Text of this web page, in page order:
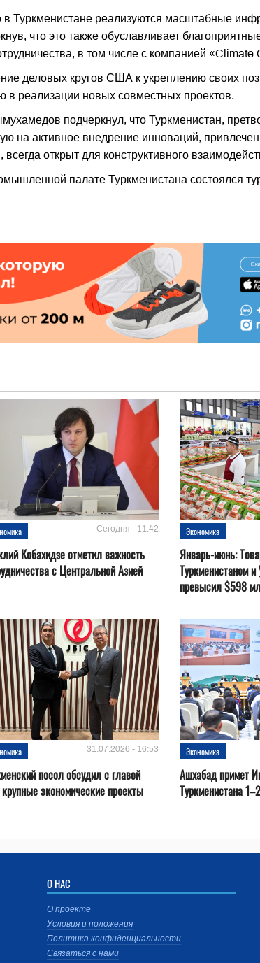
в Туркменистане реализуются масштабные
что это также обуславливает
в том числе с компанией «Climate
деловых кругов США к укреплению своих
в реализации новых совместных проектов.
подчеркнул, что Туркменистан,
на активное внедрение инноваций,
открыт для конструктивного
палате Туркменистана состоялся
Сегодня - 11:42
Кобахидзе отметил важность
с Центральной Азией
Экономика
Январь-июнь:
Туркменистаном и
превысил $598
31.07.2026 - 16:53
посол обсудил с главой
крупные экономические проекты
Экономика
Ашхабад примет
Туркменистана
О НАС
О проекте
Условия и положения
Политика конфиденциальности
Связаться с нами